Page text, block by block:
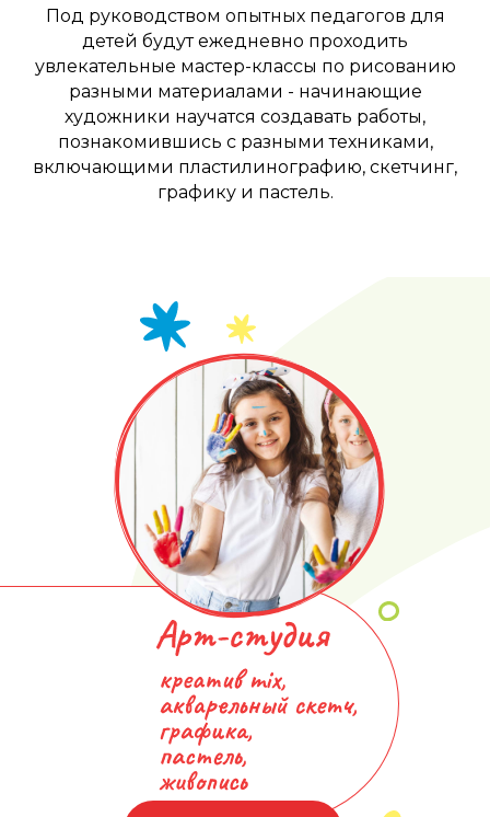
Под руководством опытных педагогов для
детей будут ежедневно проходить
увлекательные мастер-классы по рисованию
разными материалами - начинающие
художники научатся создавать работы,
познакомившись с разными техниками,
включающими пластилинографию, скетчинг,
графику и пастель.